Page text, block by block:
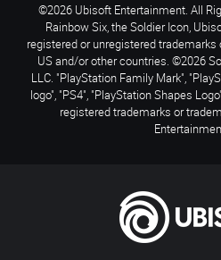
©2026 Ubisoft Entertainment. All
Rainbow Six, the Soldier Icon,
registered or unregistered
US and/or other countries. ©2026
LLC. "PlayStation Family Mark",
logo", "PS4", "PlayStation Shapes
registered trademarks or